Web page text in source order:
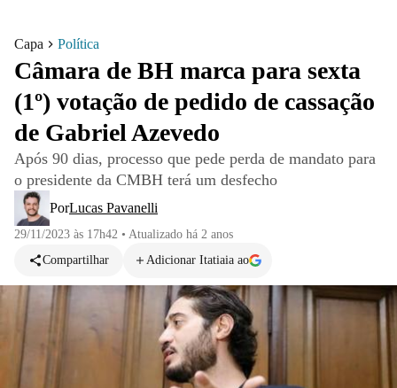
Capa Política
Câmara de BH marca para sexta
(1º) votação de pedido de cassação
de Gabriel Azevedo
Após 90 dias, processo que pede perda de mandato para
o presidente da CMBH terá um desfecho
PorLucas Pavanelli
29/11/2023 às 17h42 • Atualizado há 2 anos
Compartilhar
Adicionar Itatiaia ao